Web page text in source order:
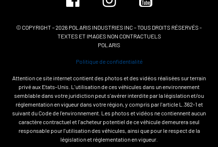
© COPYRIGHT – 2026 POLARIS INDUSTRIES INC – TOUS DROITS RÉSERVÉS -
TEXTES ET IMAGES NON CONTRACTUELS
POLARIS
Politique de confidentialité
Attention ce site internet contient des photos et des vidéos réalisées sur terrain
privé aux Etats-Unis. L'utilisation de ces véhicules dans un environnement
semblable dans votre juridiction peut s'avérer interdite par la législation et/ou
réglementation en vigueur dans votre région, y compris par l'article L.362-1 et
suivant du Code de l'environnement. Les photos et vidéos ne contiennent aucun
caractère contractuel et l'acheteur potentiel de ce véhicule demeurera seul
responsable pour l'utilisation des véhicules, ainsi que pour le respect de la
législation et réglementation en vigueur.